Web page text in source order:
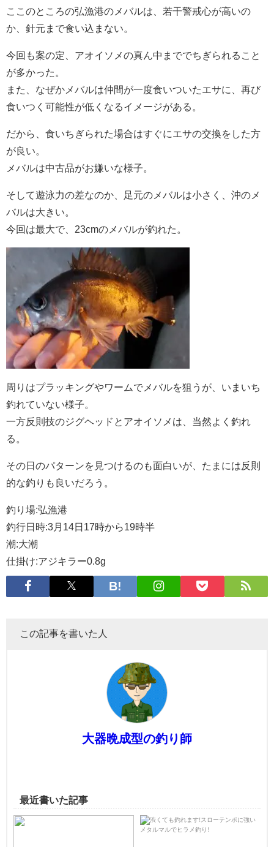
ここのところの弘漁港のメバルは、若干警戒心が高いの
か、針元まで食い込まない。
今回も案の定、アオイソメの真ん中まででちぎられること
が多かった。
また、なぜかメバルは仲間が一度食いついたエサに、再び
食いつく可能性が低くなるイメージがある。
だから、食いちぎられた場合はすぐにエサの交換をした方
が良い。
メバルは中古品がお嫌いな様子。
そして遊泳力の差なのか、足元のメバルは小さく、沖のメ
バルは大きい。
今回は最大で、23cmのメバルが釣れた。
周りはプラッキングやワームでメバルを狙うが、いまいち
釣れていない様子。
一方反則技のジグヘッドとアオイソメは、当然よく釣れ
る。
その日のパターンを見つけるのも面白いが、たまには反則
的な釣りも良いだろう。
釣り場:弘漁港
釣行日時:3月14日17時から19時半
潮:大潮
仕掛け:アジキラー0.8g
この記事を書いた人
大器晩成型の釣り師
最近書いた記事